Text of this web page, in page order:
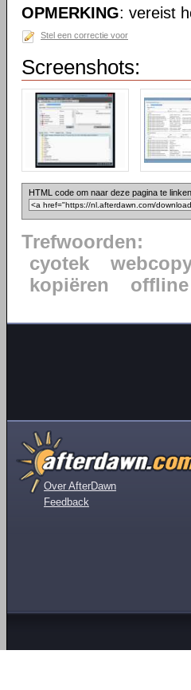
OPMERKING: vereist
Stel een correctie voor
Screenshots:
HTML code om naar deze pagina te
Trefwoorden:
cyotek
kopiëren
offline
Over AfterDawn
Feedback